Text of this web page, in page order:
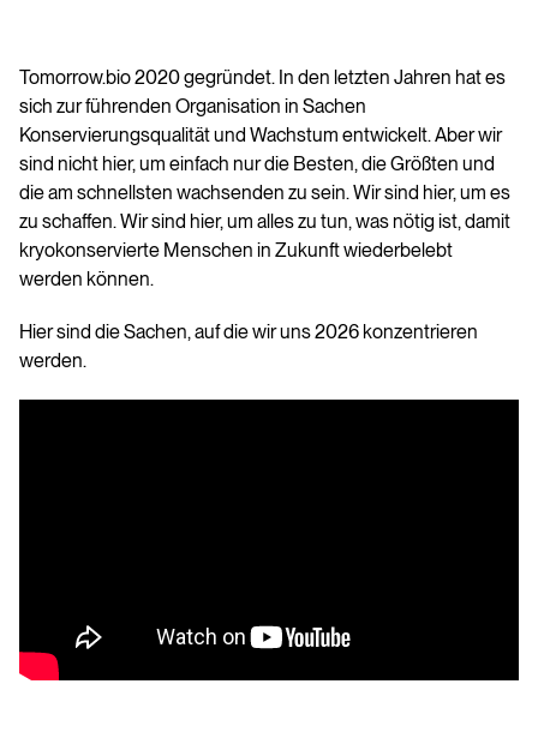
Tomorrow.bio 2020 gegründet. In den letzten Jahren hat es
sich zur führenden Organisation in Sachen
Konservierungsqualität und Wachstum entwickelt. Aber wir
sind nicht hier, um einfach nur die Besten, die Größten und
die am schnellsten wachsenden zu sein. Wir sind hier, um es
zu schaffen. Wir sind hier, um alles zu tun, was nötig ist, damit
kryokonservierte Menschen in Zukunft wiederbelebt
werden können.
Hier sind die Sachen, auf die wir uns 2026 konzentrieren
werden.